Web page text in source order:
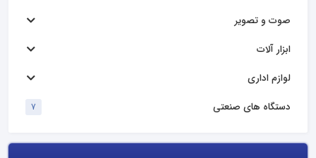
صوت و تصویر
ابزار آلات
لوازم اداری
دستگاه های صنعتی
7